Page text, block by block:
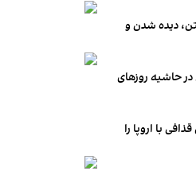
دیده شدن و
حاشیه روزهای
با اروپا را